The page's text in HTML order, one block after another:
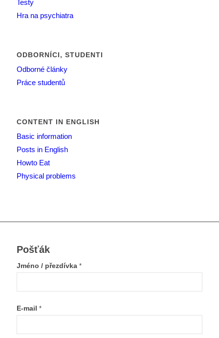
Testy
Hra na psychiatra
ODBORNÍCI, STUDENTI
Odborné články
Práce studentů
CONTENT IN ENGLISH
Basic information
Posts in English
Howto Eat
Physical problems
Pošťák
Jméno / přezdívka *
E-mail *